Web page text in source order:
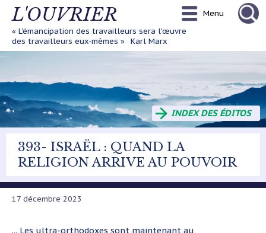
Aller
principal
L'OUVRIER
« L'émancipation des travailleurs sera l'œuvre
des travailleurs eux-mêmes »
Karl Marx
Menu
INDEX DES ÉDITOS
393- ISRAËL : QUAND LA
RELIGION ARRIVE AU POUVOIR
17 décembre 2023
... Les ultra-orthodoxes sont maintenant au